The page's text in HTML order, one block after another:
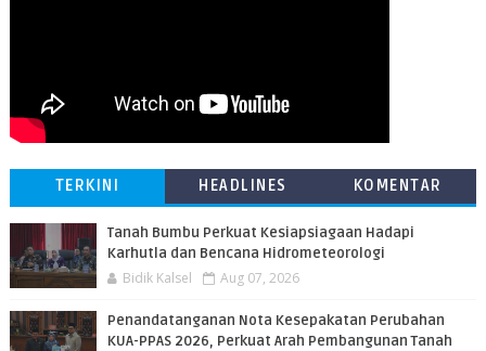
TERKINI HEADLINES KOMENTAR
Tanah Bumbu Perkuat Kesiapsiagaan Hadapi
Karhutla dan Bencana Hidrometeorologi
Bidik Kalsel Aug 07, 2026
Penandatanganan Nota Kesepakatan Perubahan
KUA-PPAS 2026, Perkuat Arah Pembangunan Tanah